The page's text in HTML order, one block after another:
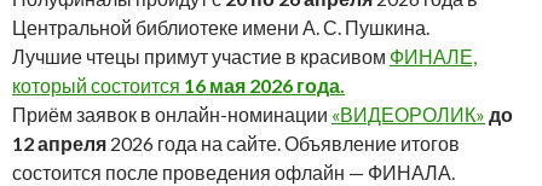
Центральной библиотеке имени А. С. Пушкина.
Лучшие чтецы примут участие в красивом ФИНАЛЕ,
который состоится 16 мая 2026 года.
Приём заявок в онлайн-номинации «ВИДЕОРОЛИК» до
12 апреля 2026 года на сайте. Объявление итогов
состоится после проведения офлайн — ФИНАЛА.